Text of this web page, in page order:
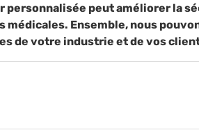
personnalisée peut améliorer la
médicales. Ensemble, nous
de votre industrie et de vos